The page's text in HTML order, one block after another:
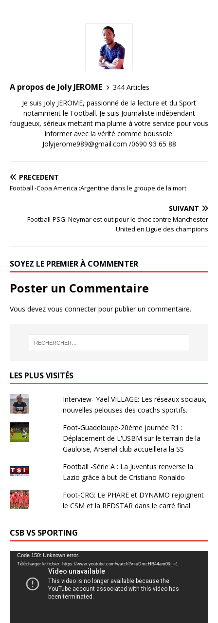
A propos de Joly JEROME
344 Articles
Je suis Joly JEROME, passionné de la lecture et du Sport
notamment le Football. Je suis Journaliste indépendant
fougueux, sérieux mettant ma plume à votre service pour vous
informer avec la vérité comme boussole.
Jolyjerome989@gmail.com /0690 93 65 88
PRÉCÉDENT
Football -Copa America :Argentine dans le groupe de la mort
SUIVANT
Football-PSG: Neymar est out pour le choc contre Manchester
United en Ligue des champions
SOYEZ LE PREMIER À COMMENTER
Poster un Commentaire
Vous devez vous connecterpour publier un commentaire.
LES PLUS VISITÉS
Interview- Yael VILLAGE: Les réseaux sociaux,
nouvelles pelouses des coachs sportifs.
Foot-Guadeloupe-20éme journée R1 :
Déplacement de L'USBM sur le terrain de la
Gauloise, Arsenal club accueillera la SS
Football -Série A : La Juventus renverse la
Lazio grâce à but de Cristiano Ronaldo
Foot-CRG: Le PHARE et DYNAMO rejoignent
le CSM et la REDSTAR dans le carré final.
CSB VS SPORTING
Lecteur
vidéo
Code 150: Unknown error.
Télécharger le fichier: https://www.youtube.com/watch?v=uDmcHB44am0&_=1